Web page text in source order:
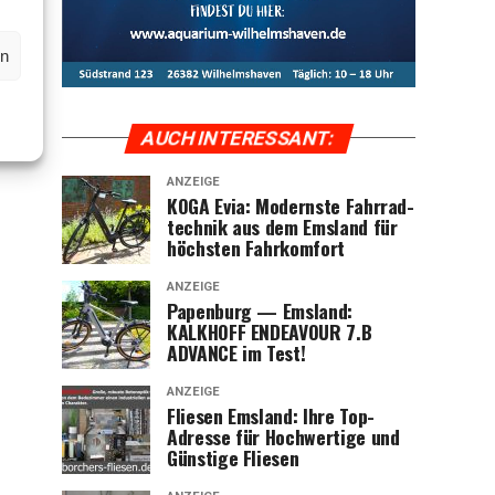
AUCH INTER­ES­SANT:
ANZEIGE
KOGA Evia: Moderns­te Fahr­rad­
tech­nik aus dem Ems­land für
höchs­ten Fahrkomfort
ANZEIGE
Papen­burg — Ems­land:
KALKHOFF ENDEAVOUR 7.B
ADVANCE im Test!
ANZEIGE
Flie­sen Ems­land: Ihre Top-
Adres­se für Hoch­wer­ti­ge und
Güns­ti­ge Fliesen